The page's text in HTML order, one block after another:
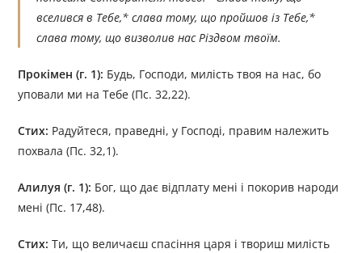
вселився в Тебе,* слава тому, що пройшов із Тебе,*
слава тому, що визволив нас Різдвом твоїм.
Прокімен (г. 1): Будь, Господи, милість твоя на нас, бо
уповали ми на Тебе (Пс. 32,22).
Стих: Радуйтеся, праведні, у Господі, правим належить
похвала (Пс. 32,1).
Алилуя (г. 1): Бог, що дає відплату мені і покорив народи
мені (Пс. 17,48).
Стих: Ти, що величаєш спасіння царя і твориш милість